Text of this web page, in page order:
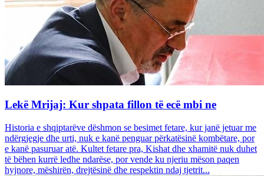
Lekë Mrijaj: Kur shpata fillon të ecë mbi ne
Historia e shqiptarëve dëshmon se besimet fetare, kur janë jetuar me
ndërgjegje dhe urti, nuk e kanë penguar përkatësinë kombëtare, por
e kanë pasuruar atë. Kultet fetare pra, Kishat dhe xhamitë nuk duhet
të bëhen kurrë ledhe ndarëse, por vende ku njeriu mëson paqen
hyjnore, mëshirën, drejtësinë dhe respektin ndaj tjetrit...